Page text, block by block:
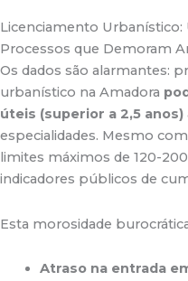
Licenciamento Urbanístico:
Processos que Demoram
Os dados são alarmantes:
urbanístico na Amadora
úteis (superior a 2,5 anos)
especialidades. Mesmo
limites máximos de 120-
indicadores públicos de
Esta morosidade
Atraso na entrada